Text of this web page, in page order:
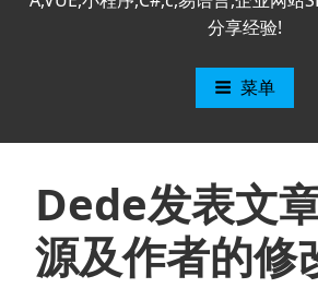
分享经验!
菜单
Dede发表文
源及作者的修